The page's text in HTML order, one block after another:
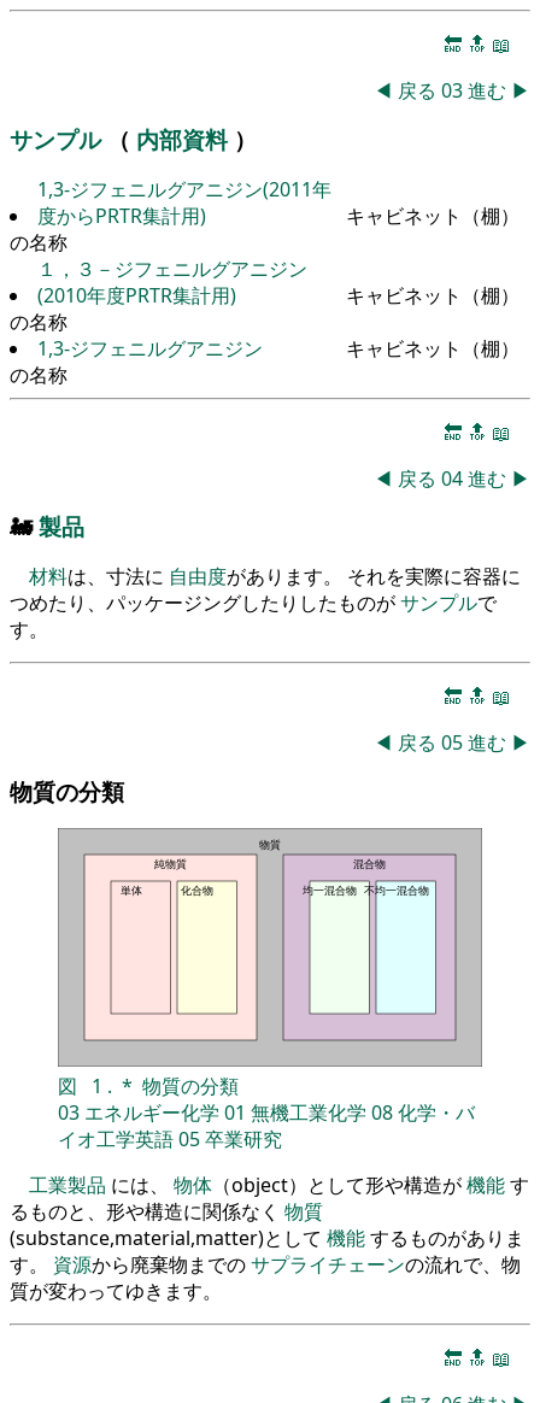
🔚 🔝 📖
◀ 戻る 03進む ▶
サンプル （ 内部資料 ）
1,3-ジフェニルグアニジン(2011年
度からPRTR集計用)
キャビネット（棚）
の名称
１，３－ジフェニルグアニジン
(2010年度PRTR集計用)
キャビネット（棚）
の名称
1,3-ジフェニルグアニジン
キャビネット（棚）
の名称
🔚 🔝 📖
◀ 戻る 04進む ▶
🚂製品
材料は、寸法に 自由度があります。 それを実際に容器に
つめたり、パッケージングしたりしたものがサンプルで
す。
🔚 🔝 📖
◀ 戻る 05進む ▶
物質の分類
物質
純物質
単体
化合物
混合物
均一混合物 不均一混合物
図 1 . * 物質の分類
03 エネルギー化学 01 無機工業化学 08化学・バ
イオ工学英語05卒業研究
工業製品 には、 物体 （object）として形や構造が機能す
るものと、形や構造に関係なく 物質
(substance,material,matter)として 機能するものがありま
す。 資源から廃棄物までのサプライチェーンの流れで、物
質が変わってゆきます。
🔚 🔝 📖